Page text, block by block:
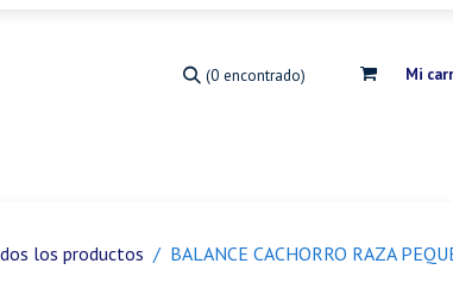
(0 encontrado) Mi
Control
los productos BALANCE CACHORRO RAZA